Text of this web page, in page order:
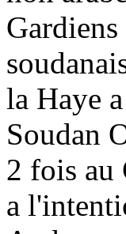
la Haye
Soudan
2 fois au
a